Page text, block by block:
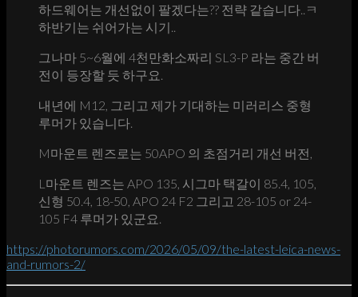
하드웨어는 개선없이 팔겠다는?? 전략 같습니다..ㅋ
하반기는 쉬어가는 시기..
그나마 5~6월에 4천만화소짜리 SL3-P 라는 중간 버
전이 등장할 듯 하구요.
내년에 M12, 그리고 제가 기대하는 미러리스 중형
루머가 있습니다.
M마운트 렌즈로는 50APO 의 초점거리 개선 버전,
L마운트 렌즈는 APO 135, 시그마 택갈이 85.4, 105,
신형 50.4, 18-50, APO 24 F2 그리고 28-105 or 24-
105 F4 루머가 있군요.
https://photorumors.com/2026/05/09/the-latest-leica-news-
and-rumors-2/